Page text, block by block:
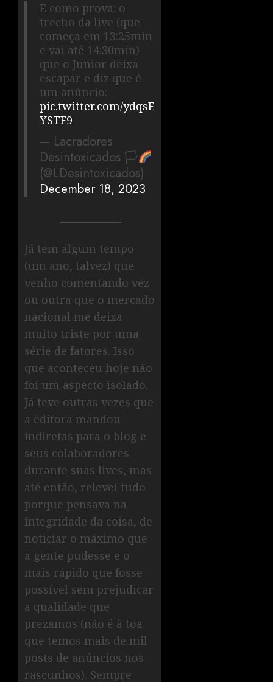
E como prova: o
trecho da live (que
começa em 13:25min
e vai até 14:30min)
que o Junior deixa
escapar e diz que é
um anúncio:
pic.twitter.com/ydqsE
YSTF9
— Lacradores
Desintoxicados 🏳‍
(@LDesintoxicados)
December 18, 2023
Já tem algum tempo
(um ano, talvez) que
venho comentando vez
ou outra que o mercado
nacional me deixa
muito triste por uma
série de fatores. Isso
que aconteceu hoje não
foi um aspecto isolado.
Já teve outras vezes que
a editora mandou
indiretas para o blog e
seus colaboradores
durante suas lives, mas
até então, relevei tudo
porque pensava na
integridade da coisa, de
noticiar o máximo que
a gente pudesse e o
mais rápido que fosse
possível sem prejudicar
a qualidade que
prezamos (não é à toa
que temos mais de mil
posts de anúncios nos
rascunhos). Sempre